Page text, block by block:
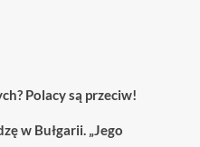
Polacy są przeciw!
w Bułgarii. „Jego